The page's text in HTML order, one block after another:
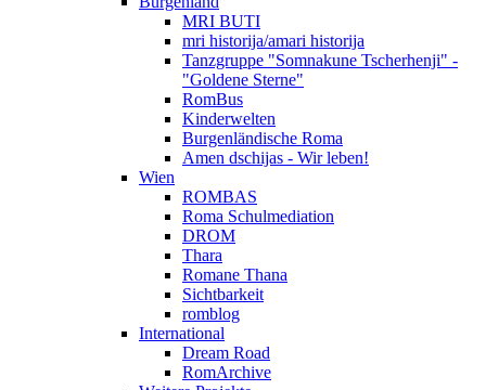
MRI BUTI
mri historija/amari historija
Tanzgruppe "Somnakune Tscherhenji" -
"Goldene Sterne"
RomBus
Kinderwelten
Burgenländische Roma
Amen dschijas - Wir leben!
Wien
ROMBAS
Roma Schulmediation
DROM
Thara
Romane Thana
Sichtbarkeit
romblog
International
Dream Road
RomArchive